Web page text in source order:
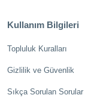
Kullanım Bilgileri
Topluluk Kuralları
Gizlilik ve Güvenlik
Sıkça Sorulan Sorular